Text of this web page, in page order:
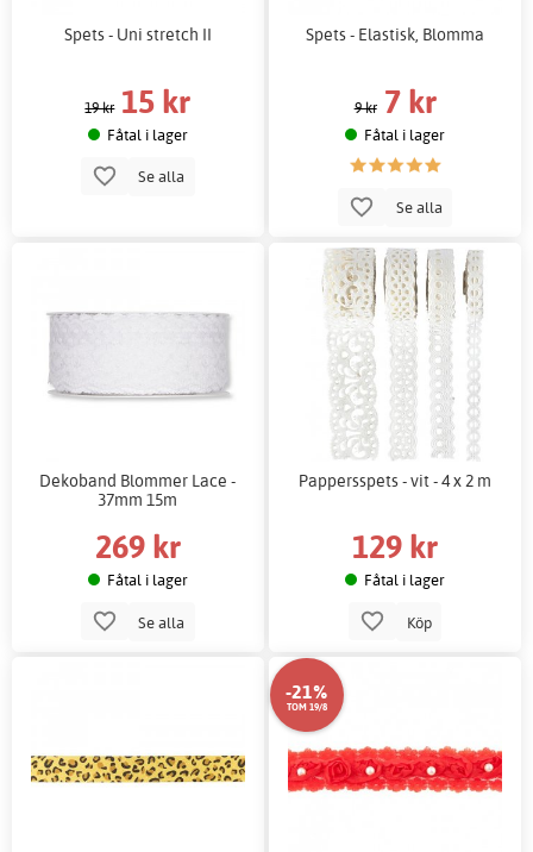
Spets - Uni stretch II
19 kr 15 kr
Fåtal i lager
Se alla
Spets - Elastisk, Blomma
9 kr 7 kr
Fåtal i lager
Se alla
Dekoband Blommer Lace -
37mm 15m
269 kr
Fåtal i lager
Se alla
Pappersspets - vit - 4 x 2 m
129 kr
Fåtal i lager
Köp
-21%
TOM 19/8